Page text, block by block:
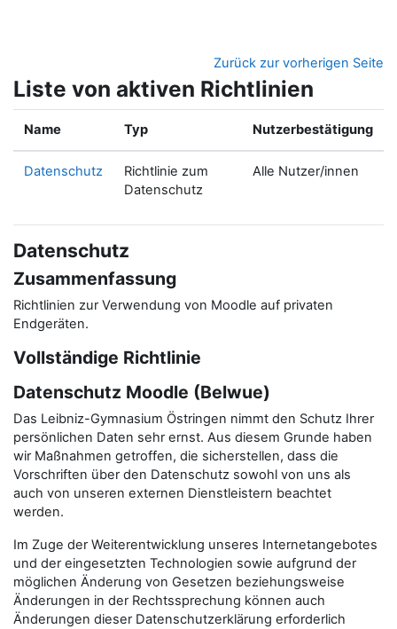
Zurück zur vorherigen Seite
Liste von aktiven Richtlinien
Name Typ Nutzerbestätigung
Datenschutz
Richtlinie zum
Datenschutz
Alle Nutzer/innen
Datenschutz
Zusammenfassung
Richtlinien zur Verwendung von Moodle auf privaten
Endgeräten.
Vollständige Richtlinie
Datenschutz Moodle (Belwue)
Das Leibniz-Gymnasium Östringen nimmt den Schutz Ihrer
persönlichen Daten sehr ernst. Aus diesem Grunde haben
wir Maßnahmen getroffen, die sicherstellen, dass die
Vorschriften über den Datenschutz sowohl von uns als
auch von unseren externen Dienstleistern beachtet
werden.
Im Zuge der Weiterentwicklung unseres Internetangebotes
und der eingesetzten Technologien sowie aufgrund der
möglichen Änderung von Gesetzen beziehungsweise
Änderungen in der Rechtssprechung können auch
Änderungen dieser Datenschutzerklärung erforderlich